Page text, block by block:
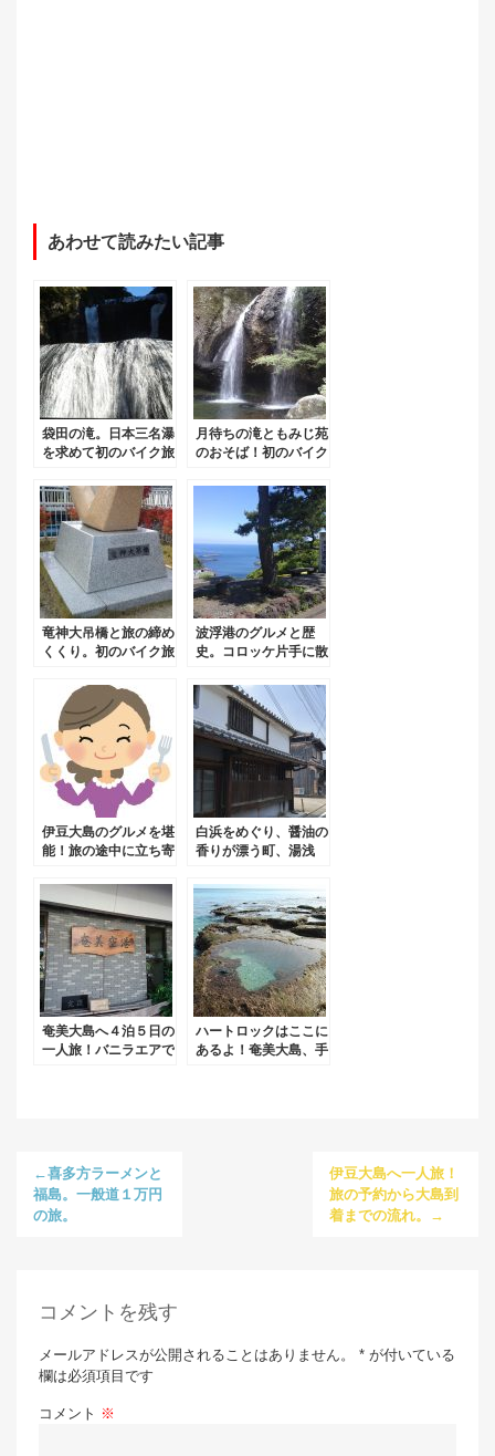
あわせて読みたい記事
袋田の滝。日本三名瀑
を求めて初のバイク旅
月待ちの滝ともみじ苑
のおそば！初のバイク
竜神大吊橋と旅の締め
くくり。初のバイク旅
波浮港のグルメと歴
史。コロッケ片手に散
伊豆大島のグルメを堪
能！旅の途中に立ち寄
白浜をめぐり、醤油の
香りが漂う町、湯浅
（ラスト）
奄美大島へ４泊５日の
一人旅！バニラエアで
ハートロックはここに
あるよ！奄美大島、手
←喜多方ラーメンと
福島。一般道１万円
の旅。
伊豆大島へ一人旅！
旅の予約から大島到
着までの流れ。→
コメントを残す
メールアドレスが公開されることはありません。 * が付いている
欄は必須項目です
コメント ※